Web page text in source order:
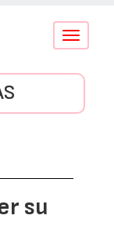
Conmutar
su